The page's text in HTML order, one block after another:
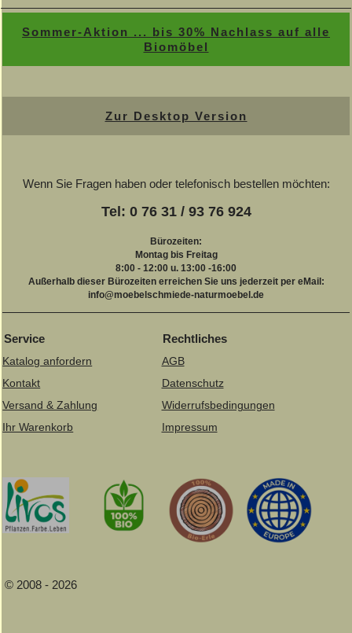
Sommer-Aktion ... bis 30% Nachlass auf alle
Biomöbel
Zur Desktop Version
Wenn Sie Fragen haben oder telefonisch bestellen möchten:
Tel: 0 76 31 / 93 76 924
Bürozeiten:
Montag bis Freitag
8:00 - 12:00 u. 13:00 -16:00
Außerhalb dieser Bürozeiten erreichen Sie uns jederzeit per eMail:
info@moebelschmiede-naturmoebel.de
Service
Katalog anfordern
Kontakt
Versand & Zahlung
Ihr Warenkorb
Rechtliches
AGB
Datenschutz
Widerrufsbedingungen
Impressum
© 2008 - 2026